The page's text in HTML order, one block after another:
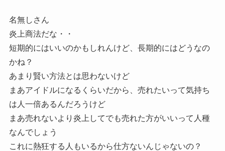
名無しさん
炎上商法だな・・
短期的にはいいのかもしれんけど、長期的にはどうなの
かね？
あまり賢い方法とは思わないけど
まあアイドルになるくらいだから、売れたいって気持ち
は人一倍あるんだろうけど
まあ売れないより炎上してでも売れた方がいいって人種
なんでしょう
これに熱狂する人もいるから仕方ないんじゃないの？